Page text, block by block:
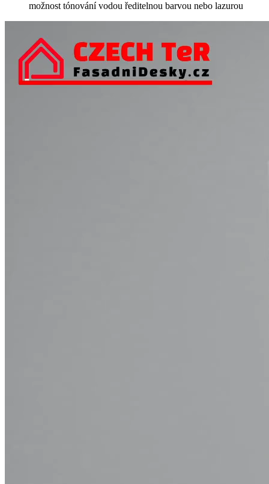
možnost tónování vodou ředitelnou barvou nebo lazurou